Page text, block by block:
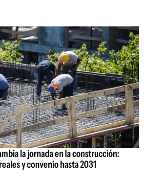
la jornada en la construcción:
y convenio hasta 2031